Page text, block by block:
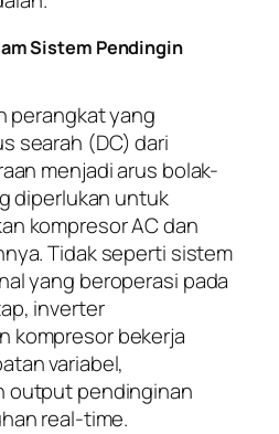
Sistem Pendingin
perangkat yang
searah (DC) dari
menjadi arus bolak-
diperlukan untuk
kompresor AC dan
Tidak seperti sistem
yang beroperasi pada
inverter
kompresor bekerja
variabel,
output pendinginan
real-time.